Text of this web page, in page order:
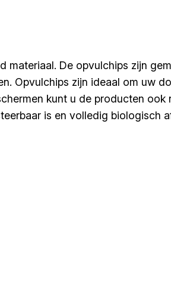
De opvulchips zijn
Opvulchips zijn ideaal om uw
kunt u de producten ook
is en volledig biologisch